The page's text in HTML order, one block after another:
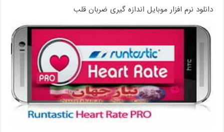
دانلود نرم افزار موبایل اندازه گیری ضربان قلب